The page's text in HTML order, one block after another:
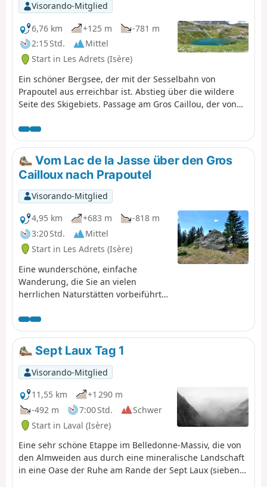
Man muss über den GR®738 umgehen. Bitte
teilen Sie uns in den Nachrichten mit, wenn
Sie Informationen zur Aufhebung dieses
Hinweises haben.
Visorando-Mitglied
6,76 km
+125 m
-781 m
2:15 Std.
Mittel
Start in Les Adrets (Isère)
Ein schöner Bergsee, der mit der Sesselbahn von
Prapoutel aus erreichbar ist. Abstieg über die wildere
Seite des Skigebiets. Passage am Gros Caillou, der von
Vom Lac de la Jasse über den Gros
Cailloux nach Prapoutel
Visorando-Mitglied
4,95 km
+683 m
-818 m
3:20 Std.
Mittel
Start in Les Adrets (Isère)
Eine wunderschöne, einfache
Wanderung, die Sie an vielen
herrlichen Naturstätten vorbeiführt
atemberaubenden Blick auf das
Grésivaudan-Tal und das Chartreuse-
Massiv genießen können.
Sept Laux Tag 1
Visorando-Mitglied
11,55 km
+1 290 m
-492 m
7:00 Std.
Schwer
Start in Laval (Isère)
Eine sehr schöne Etappe im Belledonne-Massiv, die von
den Almweiden aus durch eine mineralische Landschaft
in eine Oase der Ruhe am Rande der Sept Laux (sieben